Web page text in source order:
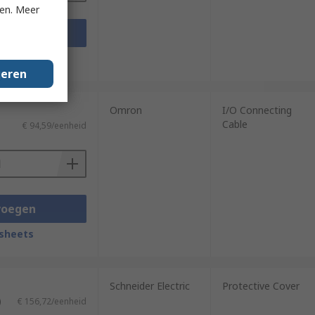
€ 94,59/eenheid
Omron
I/O Connecting
Cable
€ 156,72/eenheid
Schneider Electric Protective Cover
Meer